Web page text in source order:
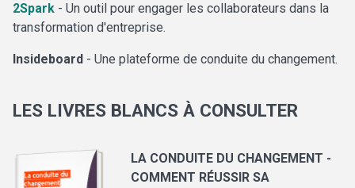
2Spark - Un outil pour engager les collaborateurs dans la
transformation d'entreprise.
Insideboard - Une plateforme de conduite du changement.
LES LIVRES BLANCS À CONSULTER
LA CONDUITE DU CHANGEMENT -
COMMENT RÉUSSIR SA